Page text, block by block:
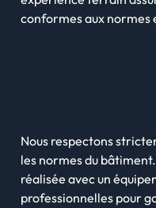
conformes aux normes
Nous respectons
les normes du
réalisée avec un
professionnelles pour